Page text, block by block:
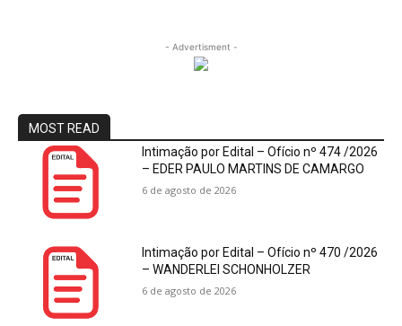
- Advertisment -
MOST READ
Intimação por Edital – Ofício nº 474 /2026
– EDER PAULO MARTINS DE CAMARGO
6 de agosto de 2026
Intimação por Edital – Ofício nº 470 /2026
– WANDERLEI SCHONHOLZER
6 de agosto de 2026